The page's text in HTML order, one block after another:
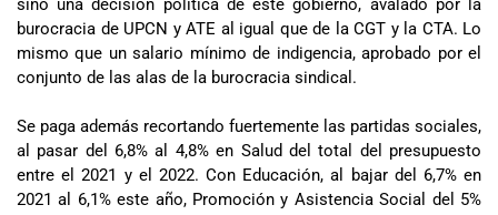
sino una decisión política de este gobierno, avalado por la
burocracia de UPCN y ATE al igual que de la CGT y la CTA. Lo
mismo que un salario mínimo de indigencia, aprobado por el
conjunto de las alas de la burocracia sindical.
Se paga además recortando fuertemente las partidas sociales,
al pasar del 6,8% al 4,8% en Salud del total del presupuesto
entre el 2021 y el 2022. Con Educación, al bajar del 6,7% en
2021 al 6,1% este año, Promoción y Asistencia Social del 5%